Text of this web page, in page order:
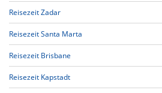
Reisezeit Zadar
Reisezeit Santa Marta
Reisezeit Brisbane
Reisezeit Kapstadt